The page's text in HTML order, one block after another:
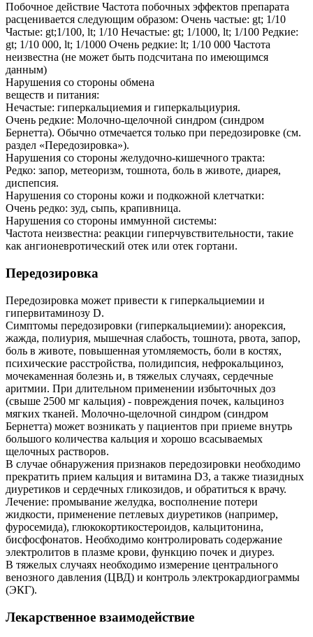
Побочное действие Частота побочных эффектов препарата
расценивается следующим образом: Очень частые: gt; 1/10
Частые: gt;1/100, lt; 1/10 Нечастые: gt; 1/1000, lt; 1/100 Редкие:
gt; 1/10 000, lt; 1/1000 Очень редкие: lt; 1/10 000 Частота
неизвестна (не может быть подсчитана по имеющимся
данным)
Нарушения со стороны обмена
веществ и питания:
Нечастые: гиперкальциемия и гиперкальциурия.
Очень редкие: Молочно-щелочной синдром (синдром
Бернетта). Обычно отмечается только при передозировке (см.
раздел «Передозировка»).
Нарушения со стороны желудочно-кишечного тракта:
Редко: запор, метеоризм, тошнота, боль в животе, диарея,
диспепсия.
Нарушения со стороны кожи и подкожной клетчатки:
Очень редко: зуд, сыпь, крапивница.
Нарушения со стороны иммунной системы:
Частота неизвестна: реакции гиперчувствительности, такие
как ангионевротический отек или отек гортани.
Передозировка
Передозировка может привести к гиперкальциемии и
гипервитаминозу D.
Симптомы передозировки (гиперкальциемии): анорексия,
жажда, полиурия, мышечная слабость, тошнота, рвота, запор,
боль в животе, повышенная утомляемость, боли в костях,
психические расстройства, полидипсия, нефрокальциноз,
мочекаменная болезнь и, в тяжелых случаях, сердечные
аритмии. При длительном применении избыточных доз
(свыше 2500 мг кальция) - повреждения почек, кальциноз
мягких тканей. Молочно-щелочной синдром (синдром
Бернетта) может возникать у пациентов при приеме внутрь
большого количества кальция и хорошо всасываемых
щелочных растворов.
В случае обнаружения признаков передозировки необходимо
прекратить прием кальция и витамина D3, а также тиазидных
диуретиков и сердечных гликозидов, и обратиться к врачу.
Лечение: промывание желудка, восполнение потери
жидкости, применение петлевых диуретиков (например,
фуросемида), глюкокортикостероидов, кальцитонина,
бисфосфонатов. Необходимо контролировать содержание
электролитов в плазме крови, функцию почек и диурез.
В тяжелых случаях необходимо измерение центрального
венозного давления (ЦВД) и контроль электрокардиограммы
(ЭКГ).
Лекарственное взаимодействие